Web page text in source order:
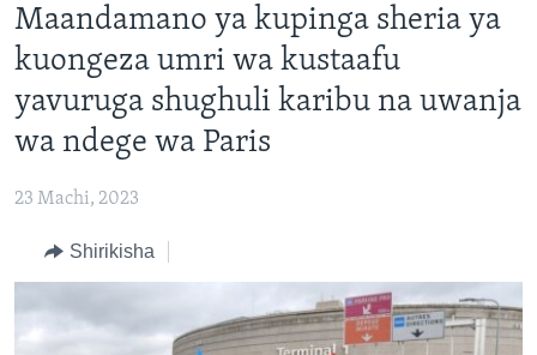
Nenda
katika
urambazaji
Nenda
katika
JAMHURI YA KIDEMOKRASIA YA KONGO
RWANDA
AFRIKA
MAISHA NA AFYA
ZULIA JEKUNDU
ALFAJIRI 0300 UTC
VOA EXPRESS 1330 UTC
JARIDA LA WIKIENDI
MAHOJIANO MAALUM: HABARI POTOFU
TUFUATE
Maandamano ya kupinga sheria ya
kuongeza umri wa kustaafu
yavuruga shughuli karibu na uwanja
wa ndege wa Paris
23 Machi, 2023
Shirikisha